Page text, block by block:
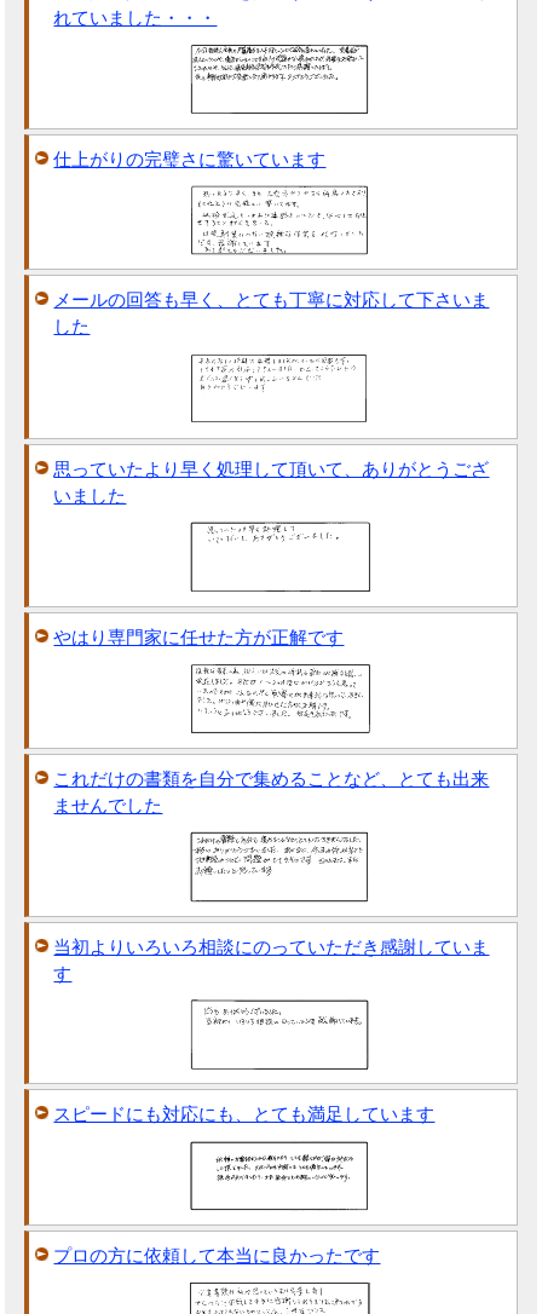
れていました・・・
仕上がりの完璧さに驚いています
メールの回答も早く、とても丁寧に対応して下さいま
した
思っていたより早く処理して頂いて、ありがとうござ
いました
やはり専門家に任せた方が正解です
これだけの書類を自分で集めることなど、とても出来
ませんでした
当初よりいろいろ相談にのっていただき感謝していま
す
スピードにも対応にも、とても満足しています
プロの方に依頼して本当に良かったです